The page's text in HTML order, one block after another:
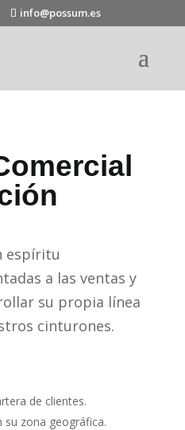
info@possum.es
espíritu
a las ventas y
su propia línea
cinturones.
de clientes.
su zona geográfica.